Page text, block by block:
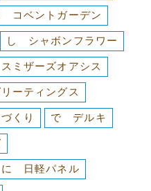
コベントガーデン
し シャボンフラワー
ミザーズオアシス
ーティングス
くり で デルキ
に 日軽パネル